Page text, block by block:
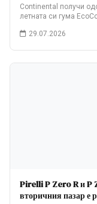
Continental получи
летната си гума
29.07.2026
Pirelli P Zero R и P
вторичния пазар е